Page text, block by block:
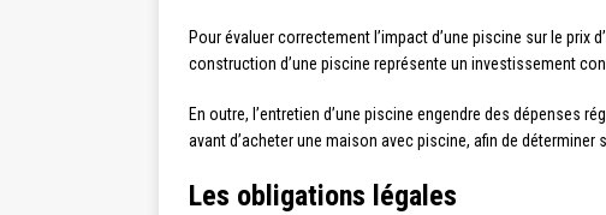
Pour évaluer correctement l’impact d’une piscine sur le
construction d’une piscine représente un investissement
En outre, l’entretien d’une piscine engendre des dépenses
avant d’acheter une maison avec piscine, afin de déterminer
Les obligations légales